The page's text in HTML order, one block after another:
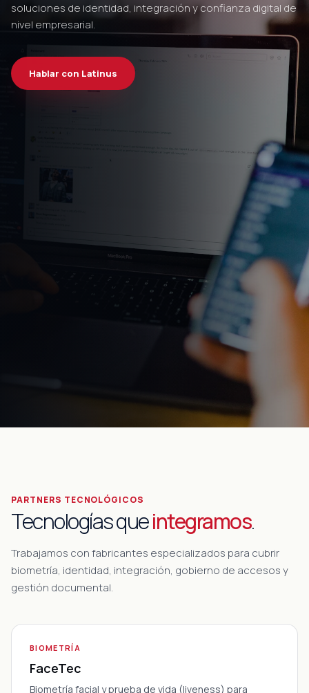
soluciones de identidad, integración y confianza digital de
nivel empresarial.
Hablar con Latinus
PARTNERS TECNOLÓGICOS
Tecnologías queintegramos.
Trabajamos con fabricantes especializados para cubrir
biometría, identidad, integración, gobierno de accesos y
gestión documental.
BIOMETRÍA
FaceTec
Biometría facial y prueba de vida (liveness) para